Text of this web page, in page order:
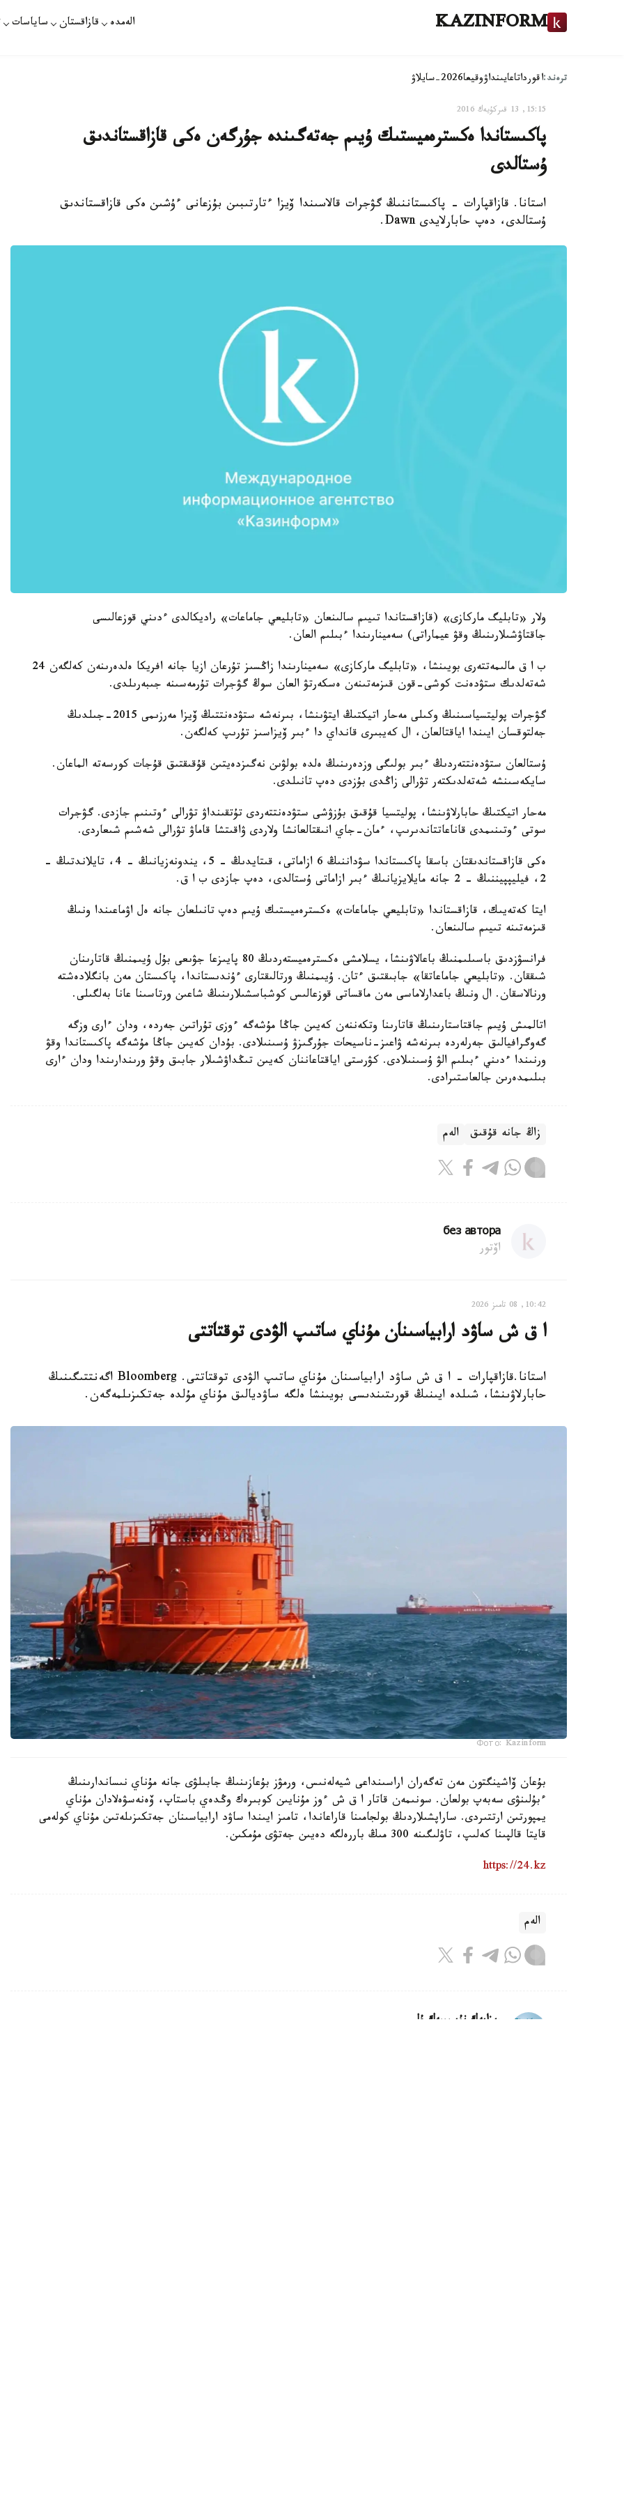
KAZINFORM الەمدە قازاقستان ساياسات
ترەند:اقورداتاعايىنداۋوقيعا2026-سايلاۋ
15:15, 13 قىركۇيەك 2016
پاكىستاندا ەكسترەميستىك ۇيىم جەتەگىندە جۇرگەن ەكى قازاقستاندىق
ۇستالدى
استانا. قازاقپارات - پاكىستاننىڭ گۋجرات قالاسىندا ۆيزا ءتارتىبىن بۇزعانى ءۇشىن ەكى قازاقستاندىق
ۇستالدى، دەپ حابارلايدى Dawn.
ولار «تابليگ ماركازى» (قازاقستاندا تىيىم سالىنعان «تابليعي جاماعات» راديكالدى ءدىني قوزعالىسى
جاقتاۋشىلارىنىڭ وقۋ عيماراتى) سەمينارىندا ءبىلىم العان.
ب ا ق مالىمەتتەرى بويىنشا، «تابليگ ماركازى» سەمينارىندا زاڭسىز تۇرعان ازيا جانە افريكا ەلدەرىنەن كەلگەن 24
شەتەلدىك ستۋدەنت كوشى-قون قىزمەتىنەن ەسكەرتۋ العان سوڭ گۋجرات تۇرمەسىنە جىبەرىلدى.
گۋجرات پوليتسياسىنىڭ وكىلى مەحار اتيكتىڭ ايتۋىنشا، بىرنەشە ستۋدەنتتىڭ ۆيزا مەرزىمى 2015-جىلدىڭ
جەلتوقسان ايىندا اياقتالعان، ال كەيبىرى قانداي دا ءبىر ۆيزاسىز تۇرىپ كەلگەن.
ۇستالعان ستۋدەنتتەردىڭ ءبىر بولىگى وزدەرىنىڭ ەلدە بولۋىن نەگىزدەيتىن قۇقىقتىق قۇجات كورسەتە الماعان.
سايكەسىنشە شەتەلدىكتەر تۋرالى زاڭدى بۇزدى دەپ تانىلدى.
مەحار اتيكتىڭ حابارلاۋىنشا، پوليتسيا قۇقىق بۇزۋشى ستۋدەنتتەردى تۇتقىنداۋ تۋرالى ءوتىنىم جازدى. گۋجرات
سوتى ءوتىنىمدى قاناعاتتاندىرىپ، ءمان-جاي انىقتالعانشا ولاردى ۋاقىتشا قاماۋ تۋرالى شەشىم شىعاردى.
ەكى قازاقستاندىقتان باسقا پاكىستاندا سۋداننىڭ 6 ازاماتى، قىتايدىڭ - 5، يندونەزيانىڭ - 4، تايلاندتىڭ -
2، فيليپپيننىڭ - 2 جانە مايلايزيانىڭ ءبىر ازاماتى ۇستالدى، دەپ جازدى ب ا ق.
ايتا كەتەيىك، قازاقستاندا «تابليعي جاماعات» ەكسترەميستىك ۇيىم دەپ تانىلعان جانە ەل اۋماعىندا ونىڭ
قىزمەتىنە تىيىم سالىنعان.
فرانسۋزدىق باسىلىمنىڭ باعالاۋىنشا، يسلامشى ەكسترەميستەردىڭ 80 پايىزعا جۋىعى بۇل ۇيىمنىڭ قاتارىنان
شىققان. «تابليعي جاماعاتقا» جابىقتىق ءتان. ۇيىمنىڭ ورتالىقتارى ءۇندىستاندا، پاكىستان مەن بانگلادەشتە
ورنالاسقان. ال ونىڭ باعدارلاماسى مەن ماقساتى قوزعالىس كوشباسشىلارىنىڭ شاعىن ورتاسىنا عانا بەلگىلى.
اتالمىش ۇيىم جاقتاستارىنىڭ قاتارىنا وتكەننەن كەيىن جاڭا مۇشەگە ءوزى تۇراتىن جەردە، ودان ءارى وزگە
گەوگرافيالىق جەرلەردە بىرنەشە ۋاعىز-ناسيحات جۇرگىزۋ ۇسىنىلادى. بۇدان كەيىن جاڭا مۇشەگە پاكىستاندا وقۋ
ورنىندا ءدىني ءبىلىم الۋ ۇسىنىلادى. كۋرستى اياقتاعاننان كەيىن تىڭداۋشىلار جابىق وقۋ ورىندارىندا ودان ءارى
بىلىمدەرىن جالعاستىرادى.
زاڭ جانە قۇقىق الەم
без автора
اۆتور
10:42, 08 تامىز 2026
ا ق ش ساۋد ارابياسىنان مۇناي ساتىپ الۋدى توقتاتتى
استانا.قازاقپارات - ا ق ش ساۋد ارابياسىنان مۇناي ساتىپ الۋدى توقتاتتى. Bloomberg اگەنتتىگىنىڭ
حابارلاۋىنشا، شىلدە ايىنىڭ قورىتىندىسى بويىنشا ەلگە ساۋديالىق مۇناي مۇلدە جەتكىزىلمەگەن.
Фото: Kazinform
بۇعان ۆاشينگتون مەن تەگەران اراسىنداعى شيەلەنىس، ورمۋز بۇعازىنىڭ جابىلۋى جانە مۇناي نىساندارىنىڭ
ءبۇلىنۋى سەبەپ بولعان. سونىمەن قاتار ا ق ش ءوز مۇنايىن كوبىرەك وڭدەي باستاپ، ۆەنەسۋەلادان مۇناي
يمپورتىن ارتتىردى. ساراپشىلاردىڭ بولجامىنا قاراعاندا، تامىز ايىندا ساۋد ارابياسىنان جەتكىزىلەتىن مۇناي كولەمى
قايتا قالپىنا كەلىپ، تاۋلىگىنە 300 مىڭ باررەلگە دەيىن جەتۋى مۇمكىن.
https://24.kz
الەم
ريزابەك نۇسىپبەك ۇلى